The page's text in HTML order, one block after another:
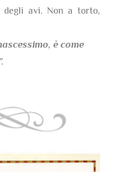
degli avi. Non a torto,
è come